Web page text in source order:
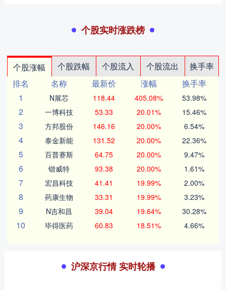
个股实时涨跌榜
个股涨幅 个股跌幅 个股流入 个股流出
换手率
排名
名称 最新价 涨幅
换手率
1
N展芯 118.44 405.08% 53.98%
2 一博科技 53.33 20.01% 15.46%
3 方邦股份 146.16 20.00% 6.54%
4 泰金新能 131.52 20.00% 22.36%
5 百普赛斯 64.75 20.00% 9.47%
6 锴威特 93.38 20.00% 1.61%
7 宏昌科技 41.41 19.99% 2.00%
8 药康生物 33.31 19.99% 3.23%
9 N吉和昌 39.04 19.64% 30.28%
10 毕得医药 60.83 18.51% 4.66%
沪深京行情 实时轮播